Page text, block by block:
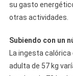
su gasto
otras actividades.
Subiendo con un
La ingesta
adulta de 57 kg